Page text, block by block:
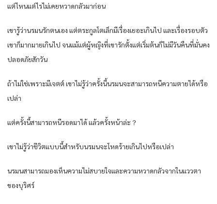
แต่ไหนแต่ไรไม่เคยหวาดกลัวมาก่อน
เขารู้ว่านรมนรักตนเอง แต่ตระกูลโตเล็กมีเรื่องเยอะเกินไป และเรื่องรอบตัว
เขาก็มากมายเกินไป จนแม้แต่ผู้หญิงที่เขารักตั้งแต่เริ่มต้นก็ไม่มีวันคืนที่มั่นคง
ปลอดภัยสักวัน
ถ้าไม่ใช่เพราะมีเจตต์ เขาไม่รู้ว่าครั้งนี้นรมนจะสามารถหนีความตายได้หรือ
เปล่า
แต่ครั้งนี้สามารถหนีรอดมาได้ แล้วครั้งหน้าล่ะ？
เขาไม่รู้ว่าชีวิตแบบนี้สำหรับนรมนจะโหดร้ายเกินไปหรือเปล่า
นรมนสามารถมองเห็นความไม่สบายใจและความหวาดกลัวจากในแววตา
ของบุริศร์